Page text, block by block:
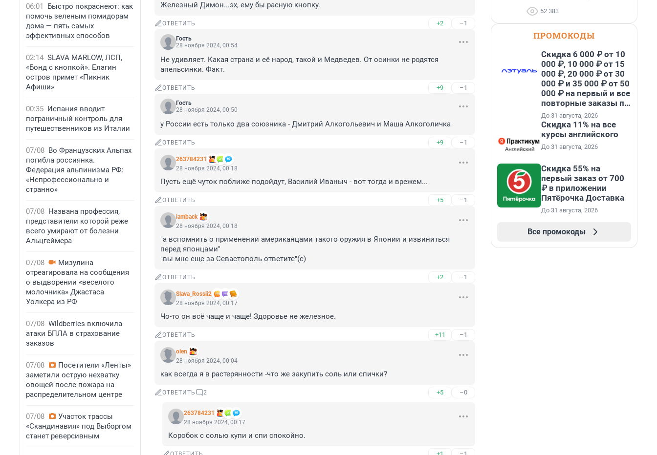
06:01
Быстро покраснеют: как
помочь зеленым помидорам
дома — пять самых
эффективных способов
02:14 SLAVA MARLOW, ЛСП,
«Бонд с кнопкой». Елагин
остров примет «Пикник
Афиши»
00:35 Испания вводит
пограничный контроль для
путешественников из Италии
07/08 Во Французских Альпах
погибла россиянка.
Федерация альпинизма РФ:
«Непрофессионально и
странно»
07/08 Названа профессия,
представители которой реже
всего умирают от болезни
Альцгеймера
07/08
Мизулина
отреагировала на сообщения
о выдворении «веселого
молочника» Джастаса
Уолкера из РФ
07/08 Wildberries включила
атаки БПЛА в страхование
заказов
07/08
Посетители «Ленты»
заметили острую нехватку
овощей после пожара на
распределительном центре
07/08
Участок трассы
«Скандинавия» под Выборгом
станет реверсивным
Железный Димон...эх, ему бы расную кнопку.
ОТВЕТИТЬ +2 –1
Гость
28 ноября 2024, 00:54
Не удивляет. Какая страна и её народ, такой и Медведев. От осинки не родятся
апельсинки. Факт.
ОТВЕТИТЬ +9 –1
Гость
28 ноября 2024, 00:50
у России есть только два союзника - Дмитрий Алкогольевич и Маша Алкоголичка
ОТВЕТИТЬ +9 –1
263784231
28 ноября 2024, 00:18
Пусть ещё чуток поближе подойдут, Василий Иваныч - вот тогда и врежем...
ОТВЕТИТЬ +5 –1
iamback
28 ноября 2024, 00:18
"а вспомнить о применении американцами такого оружия в Японии и извиниться
перед японцами"
"вы мне еще за Севастополь ответите"(с)
ОТВЕТИТЬ +2 –1
Slava_Rossii2
28 ноября 2024, 00:17
Чо-то он всё чаще и чаще! Здоровье не железное.
ОТВЕТИТЬ +11 –1
olen
28 ноября 2024, 00:04
как всегда я в растерянности -что же закупить соль или спички?
ОТВЕТИТЬ 2 +5 –0
263784231
28 ноября 2024, 00:17
Коробок с солью купи и спи спокойно.
52 383
ПРОМОКОДЫ
Скидка 6 000 ₽ от 10
000 ₽, 10 000 ₽ от 15
000 ₽, 20 000 ₽ от 30
000 ₽ и 35 000 ₽ от 50
000 ₽ на первый и все
повторные заказы по
промокоду НАБЕРИ
До 31 августа, 2026
Скидка 11% на все
курсы английского
До 31 августа, 2026
Скидка 55% на
первый заказ от 700
₽ в приложении
Пятёрочка Доставка
До 31 августа, 2026
Все промокоды